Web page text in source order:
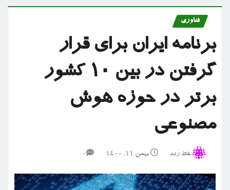
فناوری
برنامه ایران برای قرار
گرفتن در بین ۱۰ کشور
برتر در حوزه هوش
مصنوعی
خط رند بهمن ۱۱, ۱۴۰۰ 0